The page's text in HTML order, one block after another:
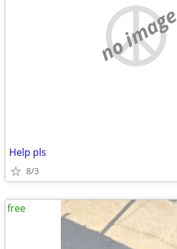
no image
Help pls
8/3
free